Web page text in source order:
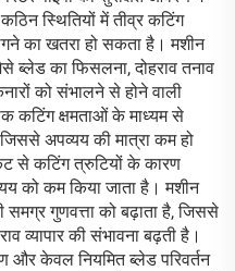
स्थितियों में तीव्र कटिंग
का खतरा हो सकता है। मशीन
का फिसलना, दोहराव तनाव
को संभालने से होने वाली
कटिंग क्षमताओं के माध्यम से
अपव्यय की मात्रा कम हो
से कटिंग त्रुटियों के कारण
को कम किया जाता है। मशीन
समग्र गुणवत्ता को बढ़ाता है, जिससे
व्यापार की संभावना बढ़ती है।
और केवल नियमित ब्लेड परिवर्तन